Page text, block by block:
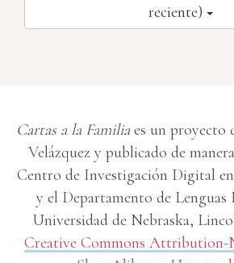
reciente)
Cartas a la Familiaes un proyecto
Velázquez y publicado de
Centro de Investigación Digital
y el Departamento de Lenguas
Universidad de Nebraska,
Creative Commons Attribution-